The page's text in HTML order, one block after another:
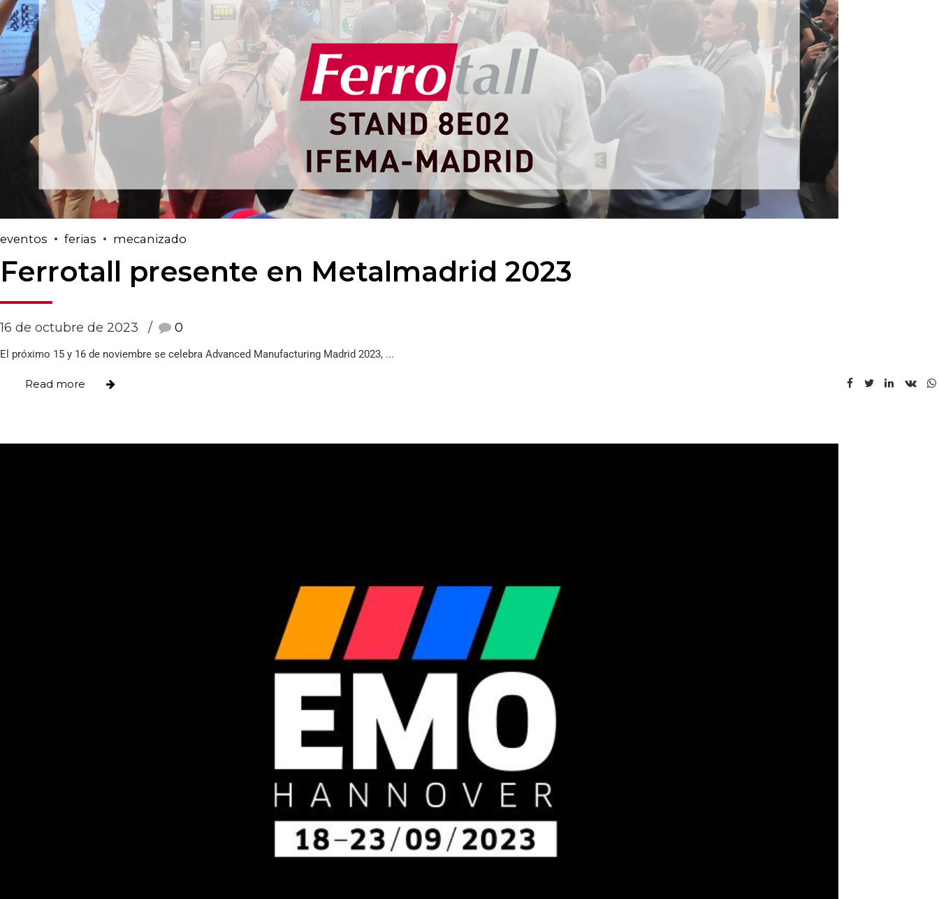
eventos ferias mecanizado
Ferrotall presente en Metalmadrid 2023
16 de octubre de 2023 0
El próximo 15 y 16 de noviembre se celebra Advanced Manufacturing Madrid 2023, ...
Read more